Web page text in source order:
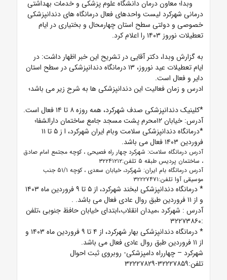
وبدا؛ معاون درمان دانشگاه علوم پزشکی و خدمات بهداشتی
درمانی شهرکرد لیست واحدهای فعال درمانگاه های دندانپزشکی
خصوصی و دولتی سطح استان چهارمحال و بختیاری در ایام
تعطیلات نوروز ۱۴۰۳ را اعلام کرد.
به گزارش وبدا، دکتر آقایی در تشریح این خبر اظهار داشت: در
ایام تعطیلات عید نوروز، ۱۳ درمانگاه دندانپزشکی در سطح استان
دایر و فعال است.
ادرس و زمان فعالیت این دندانپزشکی ها به شرح زیر می باشد؛
*کلینیک دندانپزشکی صدف شهرکرد، همه روزه ۸ تا ۱۴ فعال است.
آدرس: خیابان ۱۲محرم پشت مسجد جامع ساختمان دارالشفا؛
*درمانگاه دندانپزشکی سلامت وبام ایران شهرکرد، ا
ز ۵ تا ۱۱
فروردین ۱۴۰۳ فعال می باشد.
آدرس درمانگاه سلامت: شهرکرد چهار راه فصیحی ، کوچه مجتمع امام صادق
، ساختمان پردیس طبقه ۵ تلفن:۳۲۲۴۱۲۱۲
آدرس درمانگاه بام ایران: شهرکرد، خیابان سعدی ، کوچه ۵۱/۱ جنب
موسیقی آوا تلفن:۳۲۲۲۷۴۷۱
*
درمانگاه دندانپزشکی لبخند شهرکرد، از ۵ تا ۹ فروردین ماه ۱۴۰۳
و از ۱۱ فروردین
طبق روال عادی فعال می باشد. .
آدرس : شهرکرد ،میدان انقلاب،ابتدای خیابان حافظ جنوبی ،تلفن
:۳۲۲۷۳۸۶۰
*
درمانگاه دندانپزشکی بهار شهرکرد، از ۴ تا ۹ فروردین ماه ۱۴۰۳ و
از ۱۱ فروردین
طبق روال عادی فعال می باشد.
شهرکرد – چهارراه دامپزشکی- روبروی ثبت احوال
تلفن:۳۲۲۲۷۸۵۹-۳۲۲۲۷۸۲۹